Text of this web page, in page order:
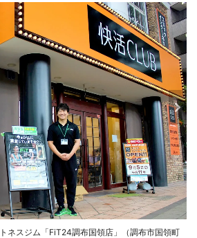
ネスジム「FiT24調布国領店」（調布市国領町